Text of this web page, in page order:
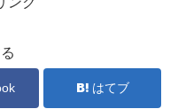
はてブ